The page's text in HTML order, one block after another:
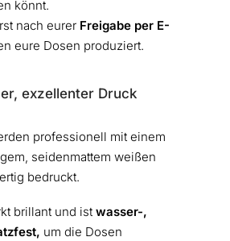
könnt.
nach eurer Freigabeper E-
eure Dosen produziert.
exzellenter Druck
professionell mit einem
seidenmattem weißen
bedruckt.
brillant und ist wasser-,
um die Dosen